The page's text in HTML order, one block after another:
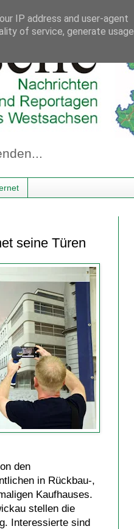
seine Türen
den
in Rückbau-,
Kaufhauses.
stellen die
Interessierte sind
IP address and user-agent
of service, generate usage